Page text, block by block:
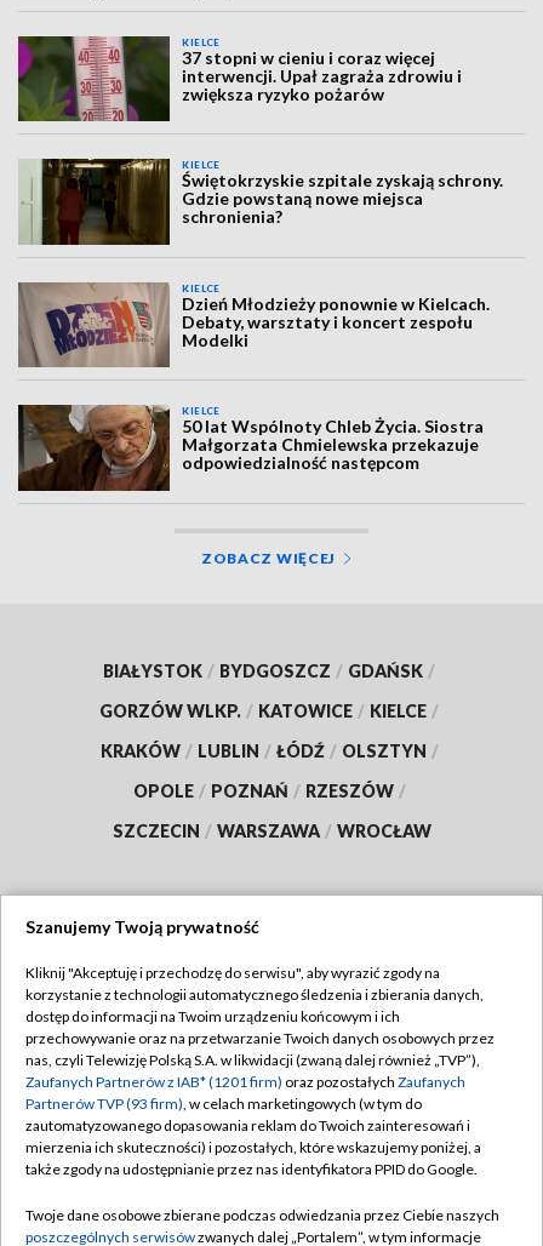
KIELCE
37 stopni w cieniu i coraz więcej
interwencji. Upał zagraża zdrowiu i
zwiększa ryzyko pożarów
KIELCE
Świętokrzyskie szpitale zyskają schrony.
Gdzie powstaną nowe miejsca
schronienia?
KIELCE
Dzień Młodzieży ponownie w Kielcach.
Debaty, warsztaty i koncert zespołu
Modelki
KIELCE
50 lat Wspólnoty Chleb Życia. Siostra
Małgorzata Chmielewska przekazuje
odpowiedzialność następcom
ZOBACZ WIĘCEJ
BIAŁYSTOK / BYDGOSZCZ / GDAŃSK /
GORZÓW WLKP. / KATOWICE / KIELCE /
KRAKÓW / LUBLIN / ŁÓDŹ / OLSZTYN /
OPOLE / POZNAŃ / RZESZÓW /
SZCZECIN / WARSZAWA / WROCŁAW
TVP
Abonament TVP
Emisja w TVP
Centrum informacji TVP
Naziemna Telewizja Cyfrowa
Rada Programowa
Regulamin TVP
Polityka prywatności
Moje zgody
Pomoc
Kontakt
Szanujemy Twoją prywatność
Kliknij "Akceptuję i przechodzę do serwisu", aby wyrazić zgody na
korzystanie z technologii automatycznego śledzenia i zbierania danych,
dostęp do informacji na Twoim urządzeniu końcowym i ich
przechowywanie oraz na przetwarzanie Twoich danych osobowych przez
nas, czyli Telewizję Polską S.A. w likwidacji (zwaną dalej również „TVP”),
Zaufanych Partnerów z IAB* (1201 firm) oraz pozostałych Zaufanych
Partnerów TVP (93 firm), w celach marketingowych (w tym do
zautomatyzowanego dopasowania reklam do Twoich zainteresowań i
mierzenia ich skuteczności) i pozostałych, które wskazujemy poniżej, a
także zgody na udostępnianie przez nas identyfikatora PPID do Google.
Twoje dane osobowe zbierane podczas odwiedzania przez Ciebie naszych
poszczególnych serwisówzwanych dalej „Portalem”, w tym informacje